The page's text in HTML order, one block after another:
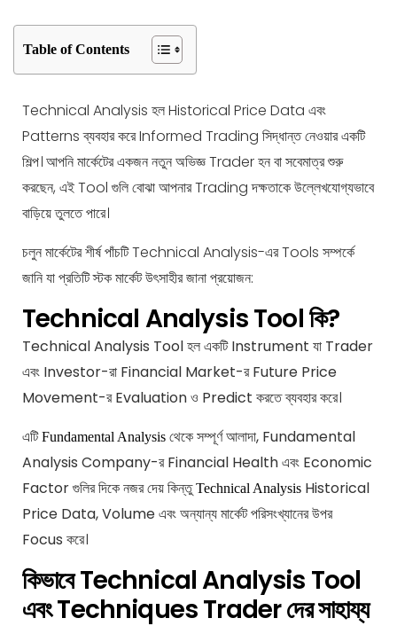
Table of Contents
Technical Analysis হল Historical Price Data এবং
Patterns ব্যবহার করে Informed Trading সিদ্ধান্ত নেওয়ার একটি
শিল্প। আপনি মার্কেটের একজন নতুন অভিজ্ঞ Trader হন বা সবেমাত্র শুরু
করছেন, এই Tool গুলি বোঝা আপনার Trading দক্ষতাকে উল্লেখযোগ্যভাবে
বাড়িয়ে তুলতে পারে।
চলুন মার্কেটের শীর্ষ পাঁচটি Technical Analysis-এর Tools সম্পর্কে
জানি যা প্রতিটি স্টক মার্কেট উৎসাহীর জানা প্রয়োজন:
Technical Analysis Tool কি?
Technical Analysis Tool হল একটি Instrument যা Trader
এবং Investor-রা Financial Market-র Future Price
Movement-র Evaluation ও Predict করতে ব্যবহার করে।
এটিFundamental Analysis থেকে সম্পূর্ণ আলাদা, Fundamental
Analysis Company-র Financial Health এবং Economic
Factor গুলির দিকে নজর দেয় কিন্তুTechnical Analysis Historical
Price Data,Volume এবং অন্যান্য মার্কেট পরিসংখ্যানের উপর
Focus করে।
কিভাবে Technical Analysis Tool
এবং Techniques Trader দের সাহায্য